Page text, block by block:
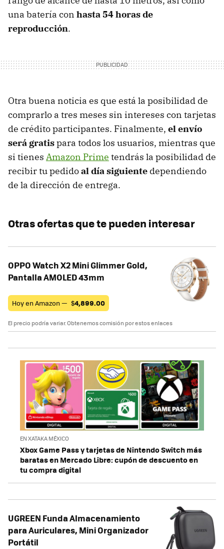
una batería con hasta 54 horas de
reproducción.
Otra buena noticia es que está la posibilidad de
comprarlo a tres meses sin intereses con tarjetas
de crédito participantes. Finalmente, el envío
será gratispara todos los usuarios, mientras que
si tienes Amazon Prime tendrás la posibilidad de
recibir tu pedidoal día siguiente dependiendo
de la dirección de entrega.
Otras ofertas que te pueden interesar
OPPO Watch X2 Mini Glimmer Gold,
Pantalla AMOLED 43mm
Hoy en Amazon — $4,899.00
El precio podría variar. Obtenemos comisión por estos enlaces
EN XATAKA MÉXICO
Xbox Game Pass y tarjetas de Nintendo Switch más
baratas en Mercado Libre: cupón de descuento en
tu compra digital
UGREEN Funda Almacenamiento
para Auriculares, Mini Organizador
Portátil